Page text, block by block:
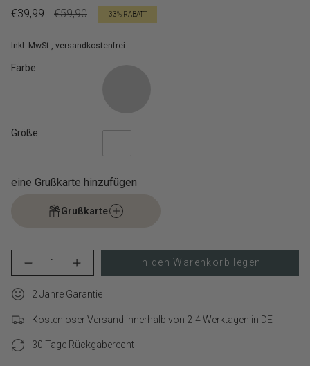
Verkaufspreis
€39,99
Regulärer
€59,90 33% RABATT
Inkl. MwSt., versandkostenfrei
Farbe
Größe
eine Grußkarte hinzufügen
Grußkarte
cart\">
quantity
</span>
Menge
für
BERLIN
Mini
verringern
Schaltfläche
-
BERLIN
Armband
Mini
Link">
In den Warenkorb legen
2 Jahre Garantie
Kostenloser Versand innerhalb von 2-4 Werktagen in DE
30 Tage Rückgaberecht